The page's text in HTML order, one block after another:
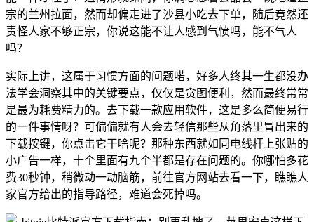
宗的兰州拉面，然而却偏走进了沙县小吃去下单，随后竟然还
责怪人家不够正宗，你说这能不让人感到气愤吗，能不气人
吗？
实际上讲，这属于习惯方面的问题喏，好多人终其一生都没办
法学会洞察其中的关键要点，仅仅是贪图便利，然而最终常常
是最为耗费精力的。去下载一款应用软件，这是多么简便易行
的一件事情呀？可偏偏就有人会去轻信那些从角落里冒出来的
下载按键，你点击它干啥呢？那种东西就如同电线杆上张贴的
小广告一样，十个里面有九个半都是存在问题的。你哪怕多花
费30秒钟，稍微动一动脑筋，前往官方网站去看一下，瞧瞧人
家官方给出的指导路径，难道会死掉吗。